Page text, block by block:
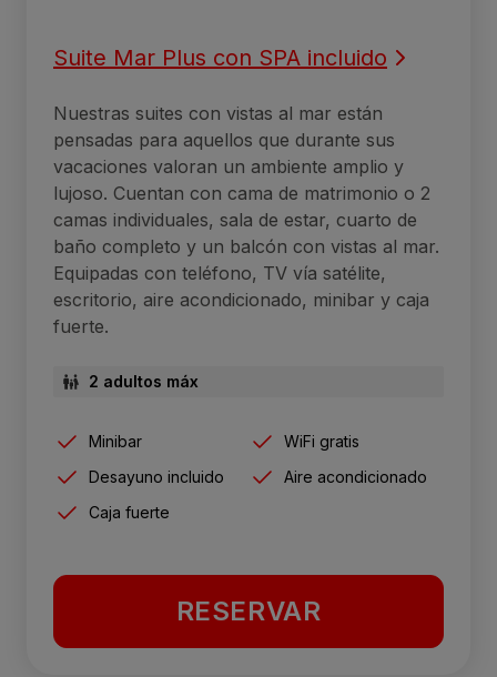
Suite Mar Plus con SPA incluido
Nuestras suites con vistas al mar están
pensadas para aquellos que durante sus
vacaciones valoran un ambiente amplio y
lujoso. Cuentan con cama de matrimonio o 2
camas individuales, sala de estar, cuarto de
baño completo y un balcón con vistas al mar.
Equipadas con teléfono, TV vía satélite,
escritorio, aire acondicionado, minibar y caja
fuerte.
2 adultos máx
Minibar
WiFi gratis
Desayuno incluido
Aire acondicionado
Caja fuerte
RESERVAR